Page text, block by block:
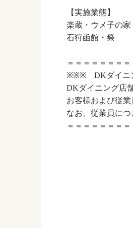
【実施業態】
楽蔵・ウメ子の
石狩函館・祭
＝＝＝＝＝＝＝
※※※ DKダイニ
DKダイニング店
お客様および従
なお、従業員に
＝＝＝＝＝＝＝